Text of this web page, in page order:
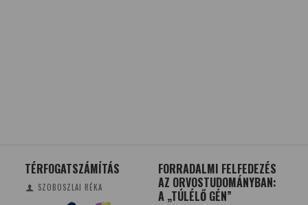
TÉRFOGATSZÁMÍTÁS
SZOBOSZLAI RÉKA
FORRADALMI FELFEDEZÉS
AZ ORVOSTUDOMÁNYBAN:
A „TÚLÉLŐ GÉN”